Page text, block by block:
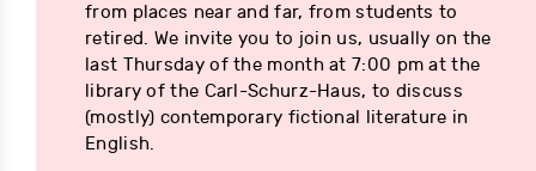
from places near and far, from students to
retired. We invite you to join us, usually on the
last Thursday of the month at 7:00 pm at the
library of the Carl-Schurz-Haus, to discuss
(mostly) contemporary fictional literature in
English.